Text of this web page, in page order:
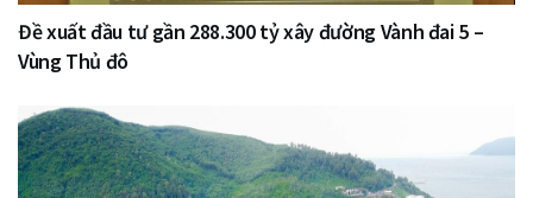
Đề xuất đầu tư gần 288.300 tỷ xây đường Vành đai 5 –
Vùng Thủ đô